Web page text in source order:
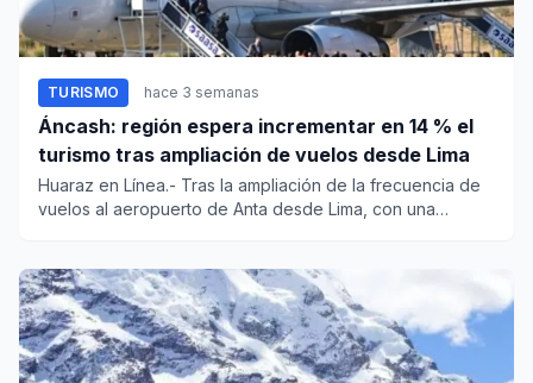
TURISMO hace 3 semanas
Áncash: región espera incrementar en 14 % el
turismo tras ampliación de vuelos desde Lima
Huaraz en Línea.- Tras la ampliación de la frecuencia de
vuelos al aeropuerto de Anta desde Lima, con una